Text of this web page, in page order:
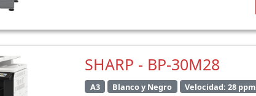
SHARP - BP-30M28
A3 Blanco y Negro Velocidad: 28 ppm